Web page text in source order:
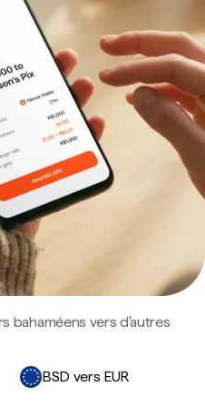
bahaméens vers d'autres
BSD vers EUR